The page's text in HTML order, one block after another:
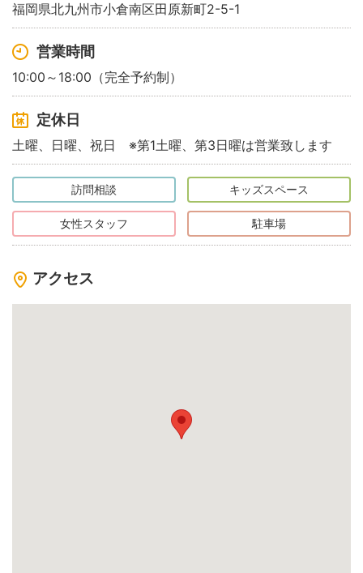
福岡県北九州市小倉南区田原新町2-5-1
営業時間
10:00～18:00（完全予約制）
定休日
土曜、日曜、祝日 ※第1土曜、第3日曜は営業致します
訪問相談 キッズスペース
女性スタッフ 駐車場
アクセス